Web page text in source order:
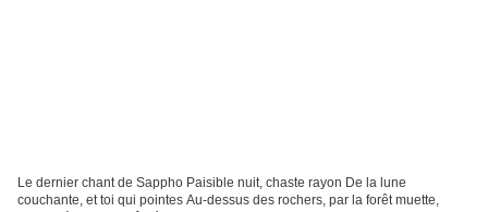
Le dernier chant de Sappho Paisible nuit, chaste rayon De la lune
couchante, et toi qui pointes Au-dessus des rochers, par la forêt muette,